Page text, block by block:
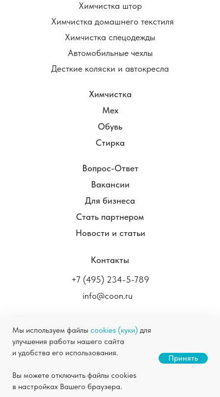
Станьте нашим партнером
Скачать презентацию
Мы используем файлы cookies (куки) для
улучшения работы нашего сайта
и удобства его использования.
Вы можете отключить файлы cookies
в настройках Вашего браузера.
Принять
Химчистка штор
Химчистка домашнего текстиля
Химчистка спецодежды
Автомобильные чехлы
Десткие коляски и автокресла
+7 (495) 234-5-789
info@coon.ru
Контакты
COON.RU ©2004-2026Химчистка в Москве
Правовая информация
конфиденциальности
Химчистка
Мех
Обувь
Стирка
Вопрос-Ответ
Вакансии
Для бизнеса
Стать партнером
Новости и статьи